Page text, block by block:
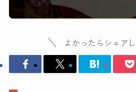
よかったらシェア